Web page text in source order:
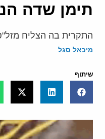
תימן שדה
התקרית בה הצליח
מיכאל סגל
שיתוף